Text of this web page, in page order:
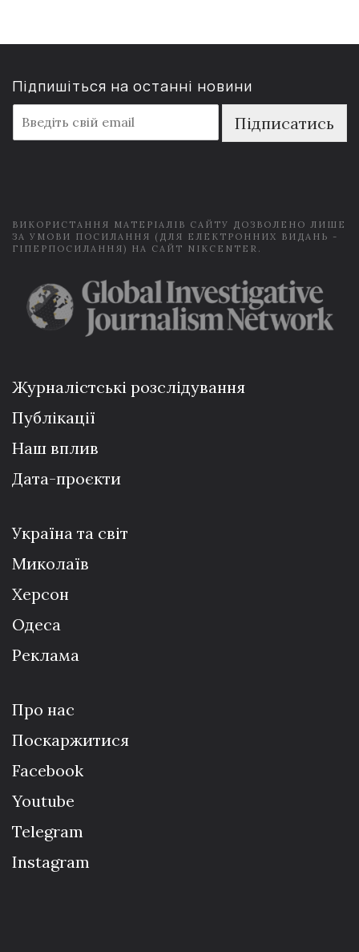
Підпишіться на останні новини
m
a
Підписатись
ВИКОРИСТАННЯ МАТЕРІАЛІВ САЙТУ ДОЗВОЛЕНО ЛИШЕ
ЗА УМОВИ ПОСИЛАННЯ (ДЛЯ ЕЛЕКТРОННИХ ВИДАНЬ -
ГІПЕРПОСИЛАННЯ) НА САЙТ NIKCENTER.
Журналістські розслідування
Публікації
Наш вплив
Дата-проєкти
Україна та світ
Миколаїв
Херсон
Одеса
Реклама
Про нас
Поскаржитися
Facebook
Youtube
Telegram
Instagram